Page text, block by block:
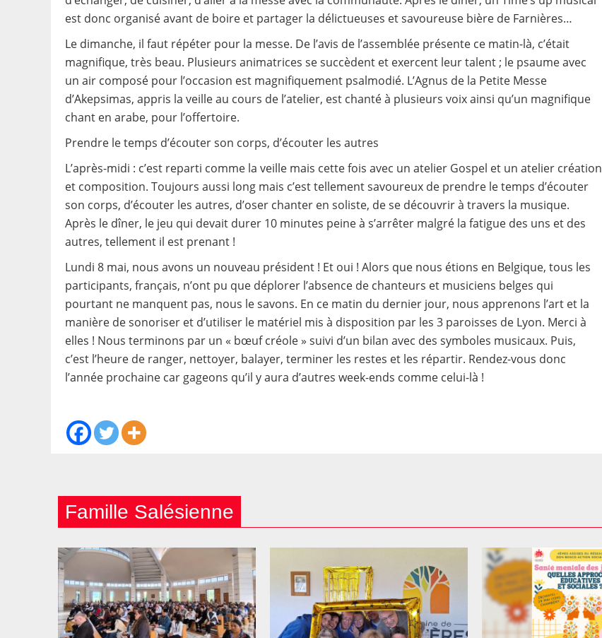
est donc organisé avant de boire et partager la délictueuses et savoureuse bière de Farnières…
Le dimanche, il faut répéter pour la messe. De l’avis de l’assemblée présente ce matin-là, c’était
magnifique, très beau. Plusieurs animatrices se succèdent et exercent leur talent ; le psaume avec
un air composé pour l’occasion est magnifiquement psalmodié. L’Agnus de la Petite Messe
d’Akepsimas, appris la veille au cours de l’atelier, est chanté à plusieurs voix ainsi qu’un magnifique
chant en arabe, pour l’offertoire.
Prendre le temps d’écouter son corps, d’écouter les autres
L’après-midi : c’est reparti comme la veille mais cette fois avec un atelier Gospel et un atelier création
et composition. Toujours aussi long mais c’est tellement savoureux de prendre le temps d’écouter
son corps, d’écouter les autres, d’oser chanter en soliste, de se découvrir à travers la musique.
Après le dîner, le jeu qui devait durer 10 minutes peine à s’arrêter malgré la fatigue des uns et des
autres, tellement il est prenant !
Lundi 8 mai, nous avons un nouveau président ! Et oui ! Alors que nous étions en Belgique, tous les
participants, français, n’ont pu que déplorer l’absence de chanteurs et musiciens belges qui
pourtant ne manquent pas, nous le savons. En ce matin du dernier jour, nous apprenons l’art et la
manière de sonoriser et d’utiliser le matériel mis à disposition par les 3 paroisses de Lyon. Merci à
elles ! Nous terminons par un « bœuf créole » suivi d’un bilan avec des symboles musicaux. Puis,
c’est l’heure de ranger, nettoyer, balayer, terminer les restes et les répartir. Rendez-vous donc
l’année prochaine car gageons qu’il y aura d’autres week-ends comme celui-là !
Famille Salésienne